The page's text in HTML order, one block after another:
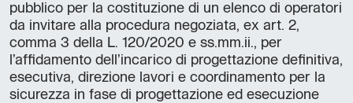
pubblico per la costituzione di un elenco di operatori
da invitare alla procedura negoziata, ex art. 2,
comma 3 della L. 120/2020 e ss.mm.ii., per
l’affidamento dell’incarico di progettazione definitiva,
esecutiva, direzione lavori e coordinamento per la
sicurezza in fase di progettazione ed esecuzione